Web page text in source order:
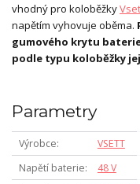
vhodný pro koloběžky
napětím vyhovuje oběma.
gumového krytu
podle typu koloběžky
Parametry
Výrobce
VSETT
Napětí baterie
48 V